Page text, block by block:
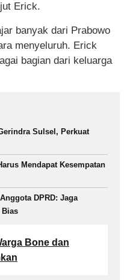
Erick.
banyak dari Prabowo
menyeluruh. Erick
bagian dari keluarga
Sulsel, Perkuat
Mendapat Kesempatan
DPRD: Jaga
Bias
Bone dan